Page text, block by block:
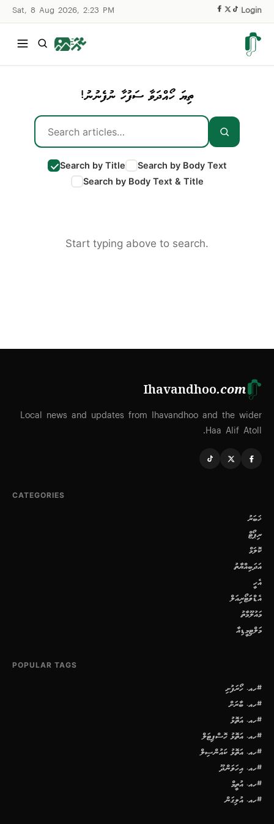
Sat, 8 Aug 2026, 2:23 PM Login
ތިޔަ ހޯއްދަވާ ސަފުހާ ނުފެނުނު!
Search by Title
Search by Body Text
Search by Body Text & Title
Start typing above to search.
Ihavandhoo.com
Local news and updates from Ihavandhoo and the wider
Haa Alif Atoll.
CATEGORIES
ޚަބަރު
ރިޕޯޓް
ކޮލަމް
އަދަބިއްޔާތު
އެހީ
އެޑްވަޓޯރިއަލް
މައުލޫމާތު
މަލްޓިމީޑިއާ
POPULAR TAGS
#ހއ. ހޯރަފުށި
#ހއ. ބާރަށް
#ހއ. އަތޮޅު
#ހއ. އަތޮޅު ހޮސްޕިޓަލް
#ހއ. އަތޮޅު ކައުންސިލް
#ހއ. އިހަވަންދޫ
#ހއ. އުތީމް
#ހއ. އުލިގަން